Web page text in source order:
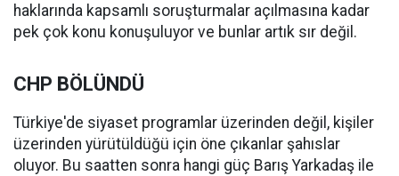
haklarında kapsamlı soruşturmalar açılmasına kadar
pek çok konu konuşuluyor ve bunlar artık sır değil.
CHP BÖLÜNDÜ
Türkiye'de siyaset programlar üzerinden değil, kişiler
üzerinden yürütüldüğü için öne çıkanlar şahıslar
oluyor. Bu saatten sonra hangi güç Barış Yarkadaş ile